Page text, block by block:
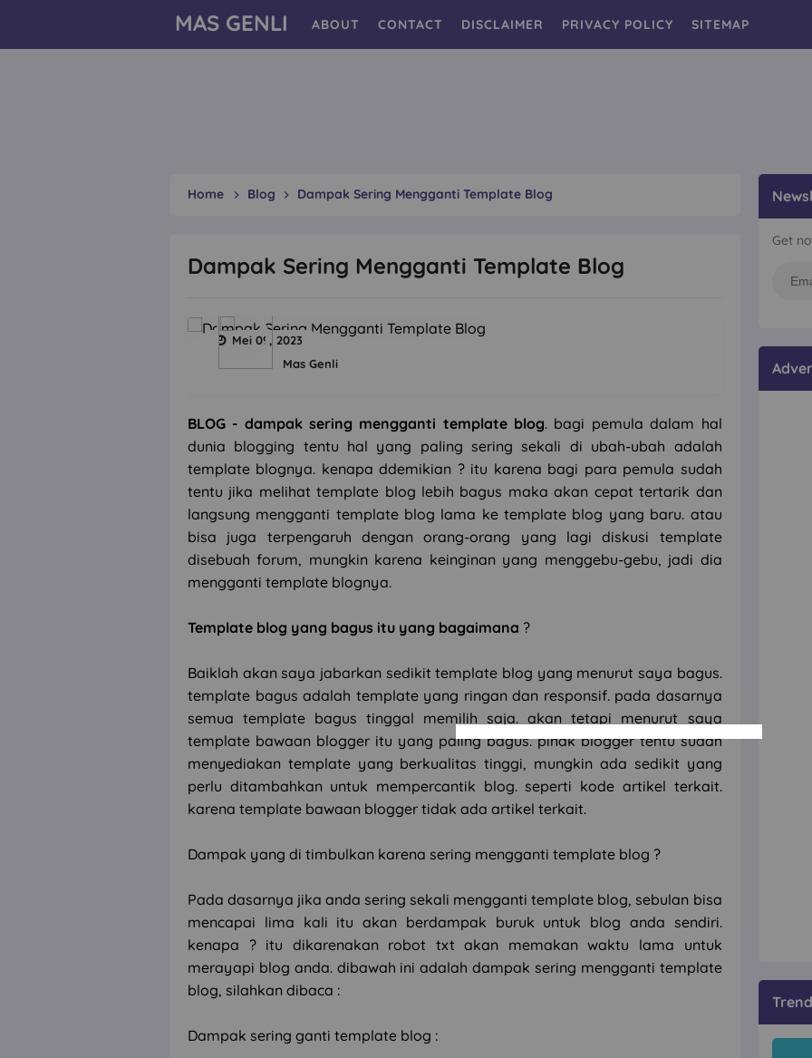
MAS GENLI ABOUT CONTACT DISCLAIMER PRIVACY POLICY SITEMAP
Home Blog Dampak Sering Mengganti Template Blog
Dampak Sering Mengganti Template Blog
Mas Genli
Mei 09, 2023
BLOG - dampak sering mengganti template blog. bagi pemula dalam hal
dunia blogging tentu hal yang paling sering sekali di ubah-ubah adalah
template blognya. kenapa ddemikian ? itu karena bagi para pemula sudah
tentu jika melihat template blog lebih bagus maka akan cepat tertarik dan
langsung mengganti template blog lama ke template blog yang baru. atau
bisa juga terpengaruh dengan orang-orang yang lagi diskusi template
disebuah forum, mungkin karena keinginan yang menggebu-gebu, jadi dia
mengganti template blognya.
Template blog yang bagus itu yang bagaimana ?
Baiklah akan saya jabarkan sedikit template blog yang menurut saya bagus.
template bagus adalah template yang ringan dan responsif. pada dasarnya
semua template bagus tinggal memilih saja. akan tetapi menurut saya
template bawaan blogger itu yang paling bagus. pihak blogger tentu sudah
menyediakan template yang berkualitas tinggi, mungkin ada sedikit yang
perlu ditambahkan untuk mempercantik blog. seperti kode artikel terkait.
karena template bawaan blogger tidak ada artikel terkait.
Dampak yang di timbulkan karena sering mengganti template blog ?
Pada dasarnya jika anda sering sekali mengganti template blog, sebulan bisa
mencapai lima kali itu akan berdampak buruk untuk blog anda sendiri.
kenapa ? itu dikarenakan robot txt akan memakan waktu lama untuk
merayapi blog anda. dibawah ini adalah dampak sering mengganti template
blog, silahkan dibaca :
Dampak sering ganti template blog :
Get